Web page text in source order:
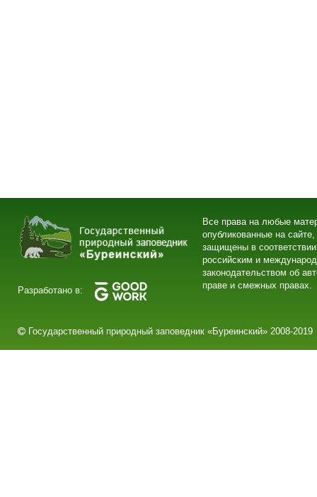
Разработано в:
Все права на любые
опубликованные на сайте,
защищены в
российским и
законодательством об
праве и смежных правах.
Государственный природный заповедник «Буреинский» 2008-2019